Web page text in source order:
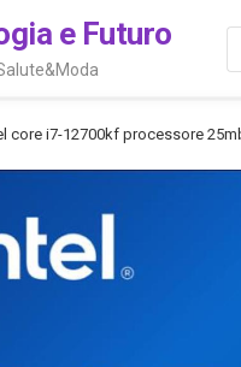
e Futuro
core i7-12700kf processore